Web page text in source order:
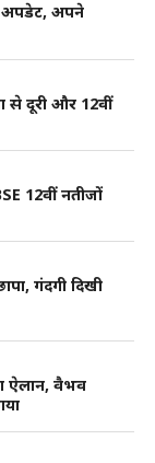
अपडेट, अपने
से दूरी और 12वीं
12वीं नतीजों
गंदगी दिखी
ऐलान, वैभव